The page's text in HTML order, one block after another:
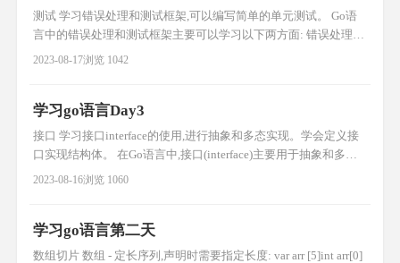
测试 学习错误处理和测试框架,可以编写简单的单元测试。 Go语
言中的错误处理和测试框架主要可以学习以下两方面: 错误处理
Go通过返回错误值来表示错误。 可以通过errors.New构造错误对
2023-08-17浏览 1042
学习go语言Day3
接口 学习接口interface的使用,进行抽象和多态实现。学会定义接
口实现结构体。 在Go语言中,接口(interface)主要用于抽象和多态
实现,使用方式如下: 定义接口 接口使用type和接口命名定义: type
2023-08-16浏览 1060
学习go语言第二天
数组切片 数组 - 定长序列,声明时需要指定长度: var arr [5]int arr[0]